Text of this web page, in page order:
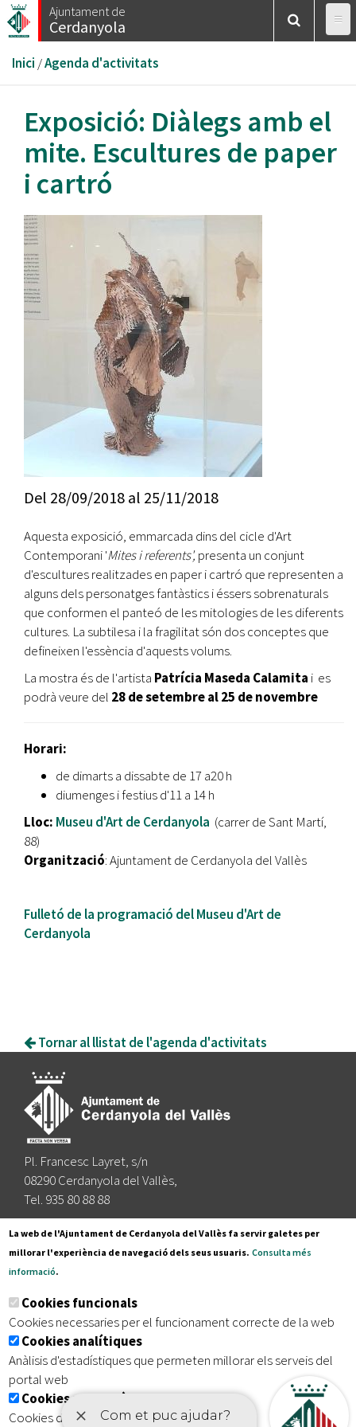
Vés
al
Ajuntament de
Cerdanyola
Esteu
aquí
Inici /Agenda d'activitats
Exposició: Diàlegs amb el
mite. Escultures de paper
i cartró
Del 28/09/2018 al 25/11/2018
Aquesta exposició, emmarcada dins del cicle d'Art
Contemporani 'Mites i referents',presenta un conjunt
d'escultures realitzades en paper i cartró que representen a
alguns dels personatges fantàstics i éssers sobrenaturals
que conformen el panteó de les mitologies de les diferents
cultures. La subtilesa i la fragilitat són dos conceptes que
defineixen l'essència d'aquests volums.
La mostra és de l'artista Patrícia Maseda Calamita i es
podrà veure del 28 de setembre al 25 de novembre
Horari:
de dimarts a dissabte de 17 a20 h
diumenges i festius d'11 a 14 h
Lloc: Museu d'Art de Cerdanyola (carrer de Sant Martí,
88)
Organització: Ajuntament de Cerdanyola del Vallès
Fulletó de la programació del Museu d'Art de
Cerdanyola
Tornar al llistat de l'agenda d'activitats
Pl. Francesc Layret, s/n
08290 Cerdanyola del Vallès,
Tel. 935 80 88 88
Segueix-nos a:
Subscriu-te al nostre butlletí
Inici | Avís legal | Protecció de dades
| Accessibilitat
La web de l'Ajuntament de Cerdanyola del Vallès fa servir galetes per
millorar l'experiència de navegació dels seus usuaris. Consulta més
informació.
Cookies funcionals
Cookies necessaries per el funcionament correcte de la web
Cookies analítiques
Anàlisis d'estadístiques que permeten millorar els serveis del
portal web
Cookies publicitàries
Cookies de tercers amb finalitat publicitària